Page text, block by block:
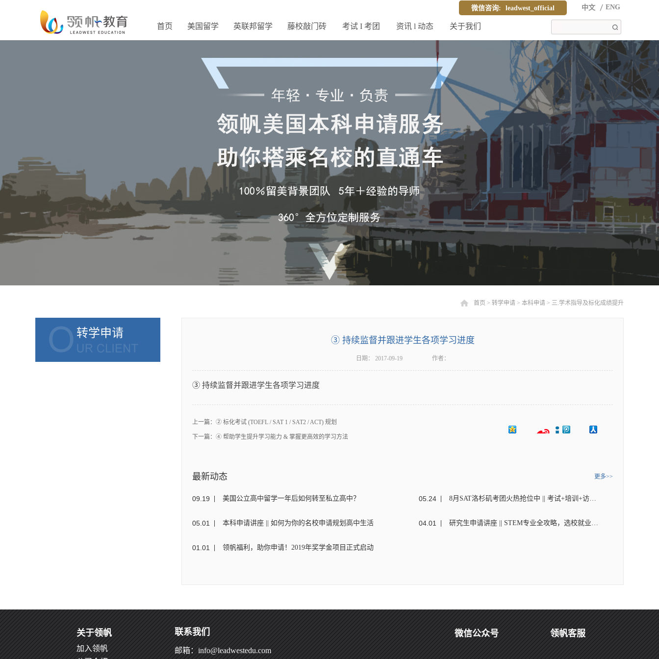
中文 ENG
微信咨询: leadwest_official
首页 美国留学 英联邦留学 藤校敲门砖 考试 I 考团 资讯 l 动态 关于我们
首页 > 转学申请 > 本科申请 > 三.学术指导及标化成绩提升
转学申请
③ 持续监督并跟进学生各项学习进度
日期： 2017-09-19 作者：
③ 持续监督并跟进学生各项学习进度
上一篇： ② 标化考试 (TOEFL / SAT 1 / SAT2 / ACT) 规划
下一篇： ④ 帮助学生提升学习能力 & 掌握更高效的学习方法
最新动态 更多>>
09 19 美国公立高中留学一年后如何转至私立高中？ 05 24 8月SAT洛杉矶考团火热抢位中 || 考试+培训+访校+交流
05 01 本科申请讲座 || 如何为你的名校申请规划高中生活 04 01 研究生申请讲座 || STEM专业全攻略，选校就业一步到位
01 01 领帆福利，助你申请！2019年奖学金项目正式启动
关于领帆
加入领帆
联系我们
邮箱：info@leadwestedu.com
微信公众号 领帆客服